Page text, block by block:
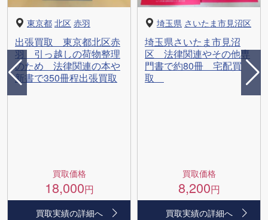
東京都 北区 赤羽
出張買取 東京都北区赤
羽 引っ越しの荷物整理
のため 法律関連の本や
新書で350冊程出張買取
買取価格
18,000円
買取実績の詳細へ
埼玉県 さいたま市見沼区
埼玉県さいたま市見沼
区 法律関連やその他専
門書で約80冊 宅配買
取
買取価格
8,200円
買取実績の詳細へ